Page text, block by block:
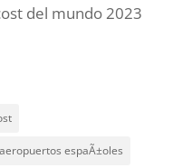
del mundo 2023
aeropuertos espaÃ±oles